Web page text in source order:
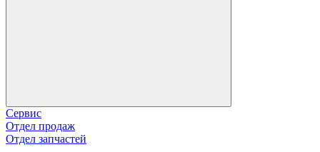
Сервис
Отдел продаж
Отдел запчастей